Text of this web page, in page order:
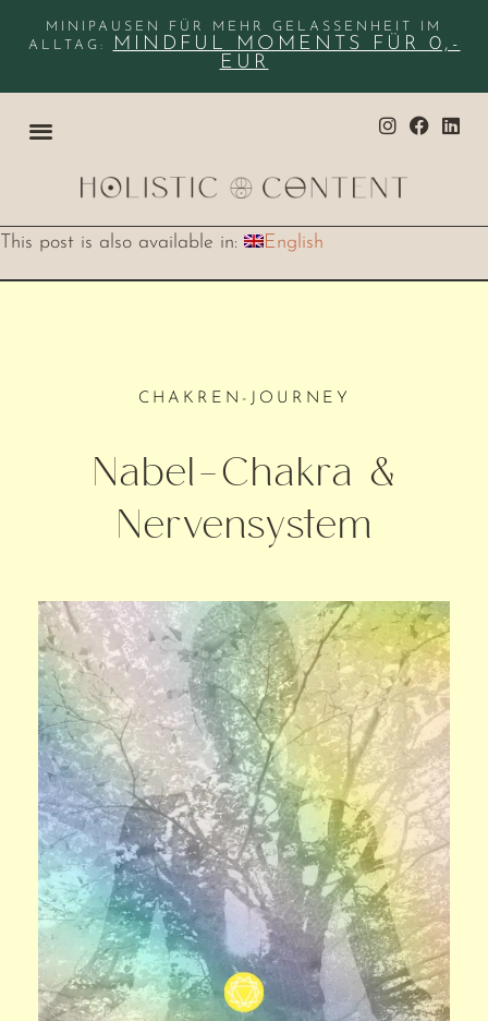
MINIPAUSEN FÜR MEHR GELASSENHEIT IM
ALLTAG:
MINDFUL MOMENTS FÜR 0,-
EUR
This post is also available in: English
CHAKREN-JOURNEY
Nabel-Chakra &
Nervensystem